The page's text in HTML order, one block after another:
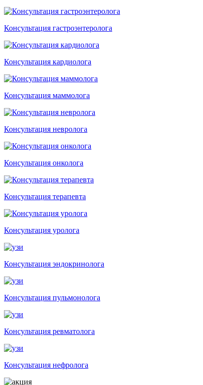
Консультация гастроэнтеролога
Консультация кардиолога
Консультация маммолога
Консультация невролога
Консультация онколога
Консультация терапевта
Консультация уролога
Консультация эндокринолога
Консультация пульмонолога
Консультация ревматолога
Консультация нефролога